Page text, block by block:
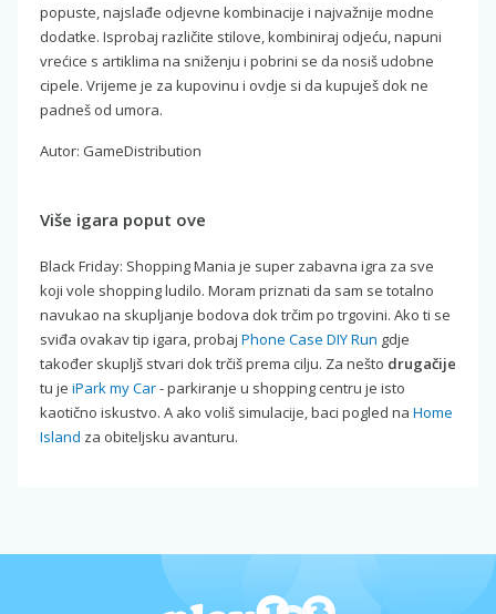
popuste, najslađe odjevne kombinacije i najvažnije modne
dodatke. Isprobaj različite stilove, kombiniraj odjeću, napuni
vrećice s artiklima na sniženju i pobrini se da nosiš udobne
cipele. Vrijeme je za kupovinu i ovdje si da kupuješ dok ne
padneš od umora.
Autor: GameDistribution
Više igara poput ove
Black Friday: Shopping Mania je super zabavna igra za sve
koji vole shopping ludilo. Moram priznati da sam se totalno
navukao na skupljanje bodova dok trčim po trgovini. Ako ti se
sviđa ovakav tip igara, probaj Phone Case DIY Run gdje
također skupljš stvari dok trčiš prema cilju. Za nešto drugačije
tu je iPark my Car- parkiranje u shopping centru je isto
kaotično iskustvo. A ako voliš simulacije, baci pogled na Home
Island za obiteljsku avanturu.